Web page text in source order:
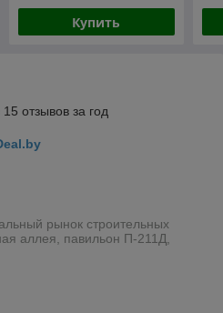
Купить
отзывов за год
рынок строительных
аллея, павильон П-211Д,